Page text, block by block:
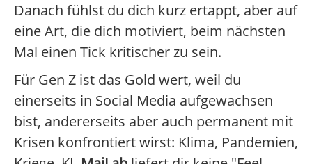
Danach fühlst du dich kurz ertappt, aber auf
eine Art, die dich motiviert, beim nächsten
Mal einen Tick kritischer zu sein.
Für Gen Z ist das Gold wert, weil du
einerseits in Social Media aufgewachsen
bist, andererseits aber auch permanent mit
Krisen konfrontiert wirst: Klima, Pandemien,